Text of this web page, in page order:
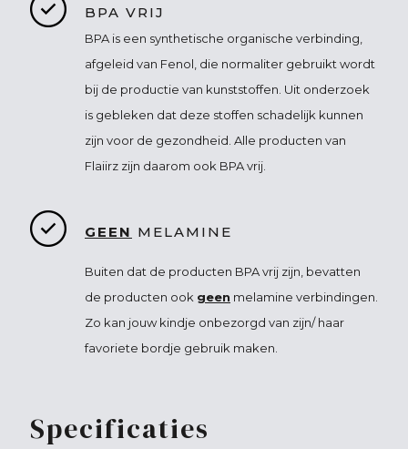
BPA VRIJ
BPA is een synthetische organische verbinding,
afgeleid van Fenol, die normaliter gebruikt wordt
bij de productie van kunststoffen. Uit onderzoek
is gebleken dat deze stoffen schadelijk kunnen
zijn voor de gezondheid. Alle producten van
Flaiirz zijn daarom ook BPA vrij.
GEEN MELAMINE
Buiten dat de producten BPA vrij zijn, bevatten
de producten ook geen melamine verbindingen.
Zo kan jouw kindje onbezorgd van zijn/ haar
favoriete bordje gebruik maken.
Specificaties